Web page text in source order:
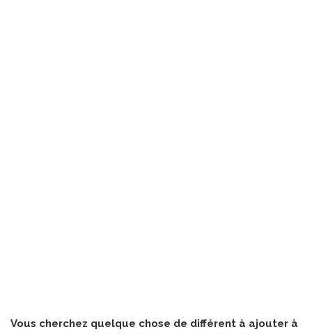
Vous cherchez quelque chose de différent à ajouter à